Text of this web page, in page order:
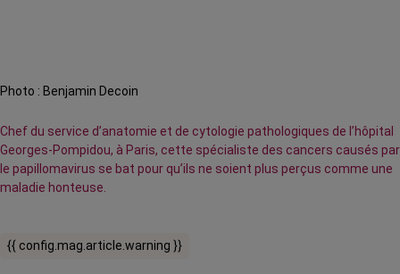
Photo : Benjamin Decoin
Chef du service d’anatomie et de cytologie pathologiques de l’hôpital
Georges-Pompidou, à Paris, cette spécialiste des cancers causés par
le papillomavirus se bat pour qu’ils ne soient plus perçus comme une
maladie honteuse.
{{ config.mag.article.warning }}